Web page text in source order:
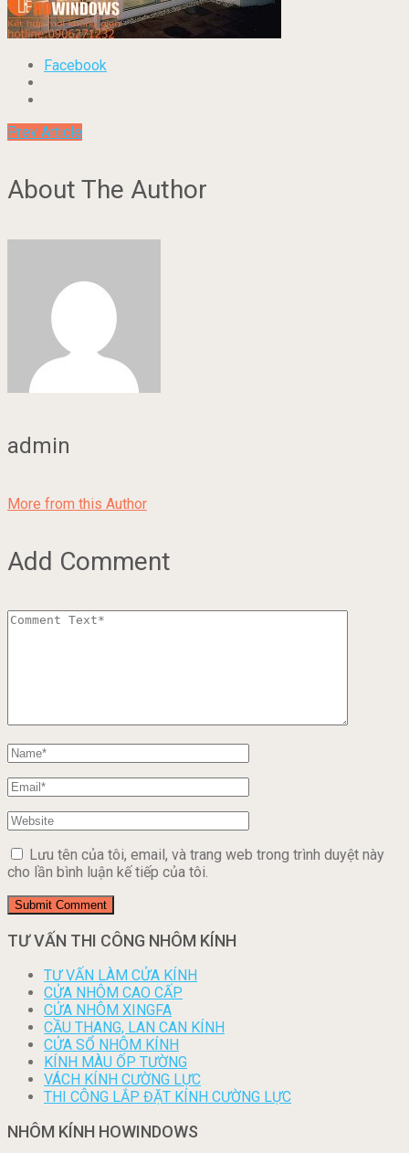
Facebook
Prev Article
About The Author
admin
More from this Author
Add Comment
Lưu tên của tôi, email, và trang web trong trình duyệt này
cho lần bình luận kế tiếp của tôi.
TƯ VẤN THI CÔNG NHÔM KÍNH
TƯ VẤN LÀM CỬA KÍNH
CỬA NHÔM CAO CẤP
CỬA NHÔM XINGFA
CẦU THANG, LAN CAN KÍNH
CỬA SỔ NHÔM KÍNH
KÍNH MÀU ỐP TƯỜNG
VÁCH KÍNH CƯỜNG LỰC
THI CÔNG LẮP ĐẶT KÍNH CƯỜNG LỰC
NHÔM KÍNH HOWINDOWS